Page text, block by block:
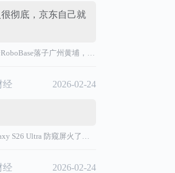
彻底，京东自己就
落子广州黄埔，加码机器人产业基础设施布局
经 2026-02-24
防窥屏火了，全球核心战略伙伴名单大曝光
经 2026-02-24